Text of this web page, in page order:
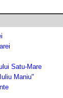
Satu-Mare
Maniu"